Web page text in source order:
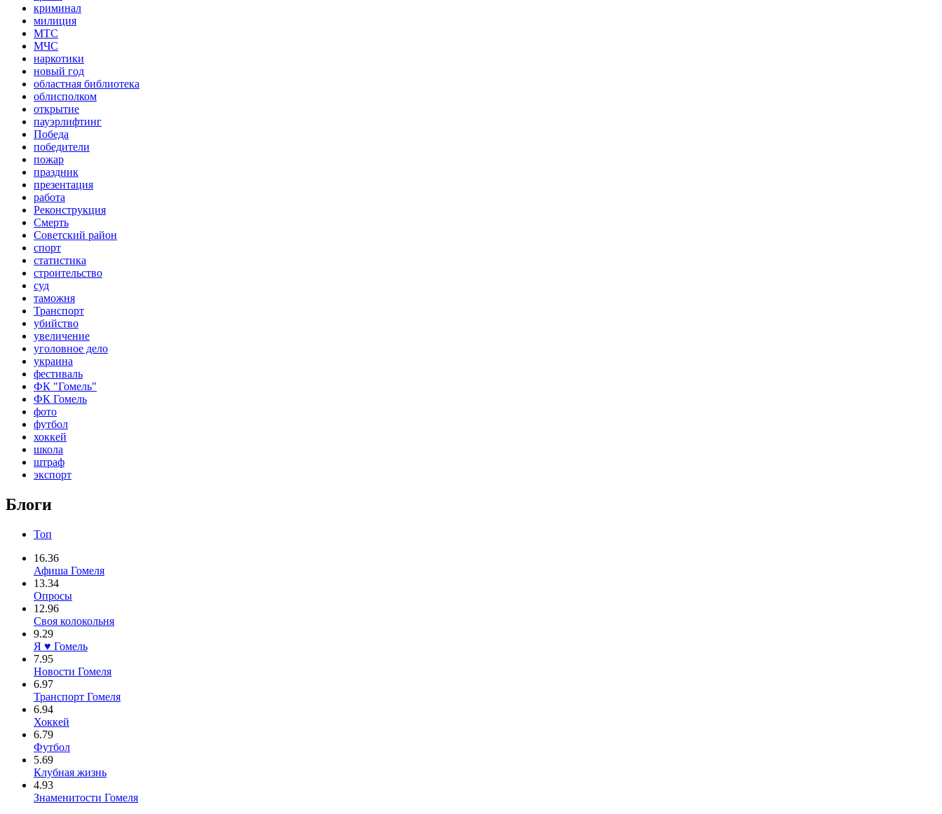
криминал
милиция
МТС
МЧС
наркотики
новый год
областная библиотека
облисполком
открытие
пауэрлифтинг
Победа
победители
пожар
праздник
презентация
работа
Реконструкция
Смерть
Советский район
спорт
статистика
строительство
суд
таможня
Транспорт
убийство
увеличение
уголовное дело
украина
фестиваль
ФК "Гомель"
ФК Гомель
фото
футбол
хоккей
школа
штраф
экспорт
Блоги
Топ
16.36
Афиша Гомеля
13.34
Опросы
12.96
Своя колокольня
9.29
Я ♥ Гомель
7.95
Новости Гомеля
6.97
Транспорт Гомеля
6.94
Хоккей
6.79
Футбол
5.69
Клубная жизнь
4.93
Знаменитости Гомеля